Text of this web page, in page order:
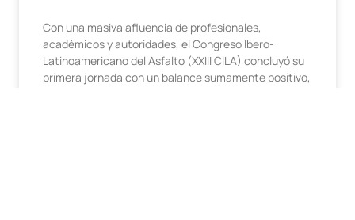
Con una masiva afluencia de profesionales,
académicos y autoridades, el Congreso Ibero-
Latinoamericano del Asfalto (XXIII CILA) concluyó su
primera jornada con un balance sumamente positivo,